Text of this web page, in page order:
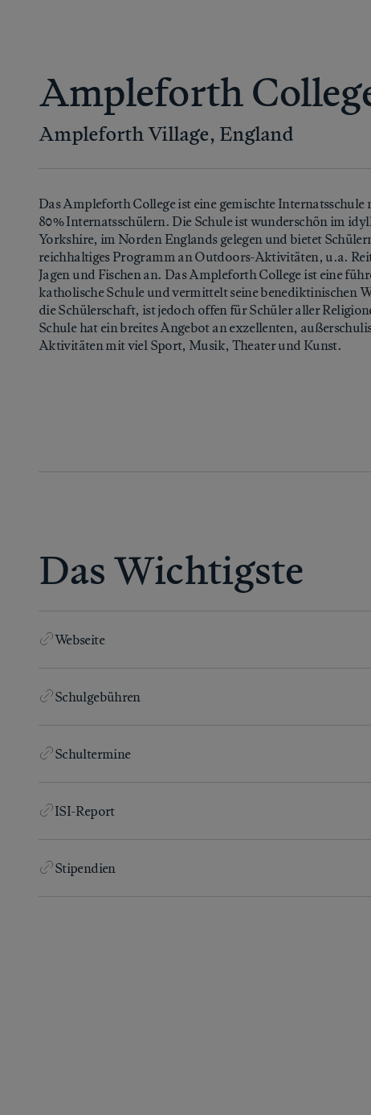
Ampleforth
Ampleforth Village, England
Das Ampleforth College ist eine gemischte Internatsschule
80% Internatsschülern. Die Schule ist wunderschön im
Yorkshire, im Norden Englands gelegen und bietet
reichhaltiges Programm an Outdoors-Aktivitäten, u.a.
Jagen und Fischen an. Das Ampleforth College ist eine
katholische Schule und vermittelt seine benediktinischen
die Schülerschaft, ist jedoch offen für Schüler aller
Schule hat ein breites Angebot an exzellenten,
Aktivitäten mit viel Sport, Musik, Theater und Kunst.
Das Wichtigste
Webseite
Schulgebühren
Schultermine
ISI-Report
Stipendien